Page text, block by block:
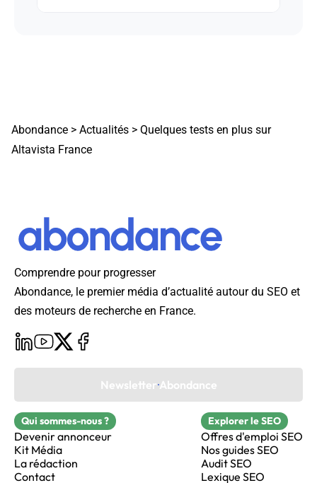
Abondance > Actualités > Quelques tests en plus sur
Altavista France
Comprendre pour progresser
Abondance, le premier média d’actualité autour du SEO et
des moteurs de recherche en France.
Newsletter Abondance
Qui sommes-nous ?
Devenir annonceur
Kit Média
La rédaction
Contact
Explorer le SEO
Offres d'emploi SEO
Nos guides SEO
Audit SEO
Lexique SEO